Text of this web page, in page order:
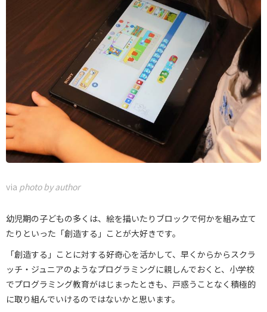
via photo by author
幼児期の子どもの多くは、絵を描いたりブロックで何かを組み立て
たりといった「創造する」ことが大好きです。
「創造する」ことに対する好奇心を活かして、早くからからスクラ
ッチ・ジュニアのようなプログラミングに親しんでおくと、小学校
でプログラミング教育がはじまったときも、戸惑うことなく積極的
に取り組んでいけるのではないかと思います。